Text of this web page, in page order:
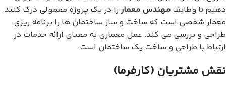
دهیم تا وظایف مهندس معمار را در یک پروژه معمولی درک کنند.
معمار شخصی است که ساخت و ساز ساختمان ها را برنامه ریزی،
طراحی و بررسی می کند. عمل معماری به معنای ارائه خدمات در
ارتباط با طراحی و ساخت یک ساختمان است.
نقش مشتریان (کارفرما)